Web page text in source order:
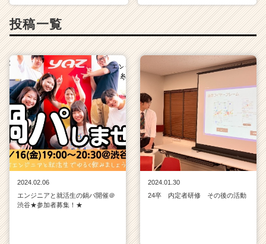
成
長
企
業
か
ら
ス
カ
ウ
ト
が
就
投稿一覧
2024.02.06
エンジニアと就活生の鍋パ開催＠
渋谷★参加者募集！★
2024.01.30
24卒 内定者研修 その後の活動